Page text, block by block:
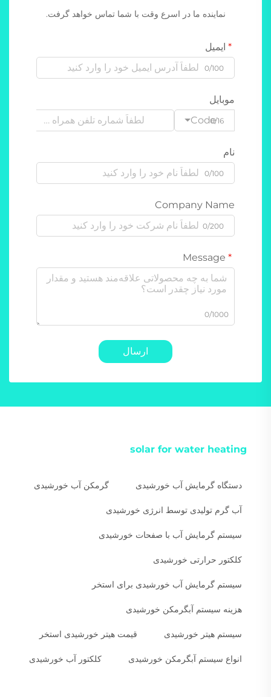
نماینده ما در اسرع وقت با شما تماس خواهد گرفت.
ایمیل
0/100
موبایل
Code0/16
نام
0/100
Company Name
0/200
0/1000
ارسال
solar for water heating
دستگاه گرمایش آب خورشیدی گرمکن آب خورشیدی
آب گرم تولیدی توسط انرژی خورشیدی
سیستم گرمایش آب با صفحات خورشیدی
کلکتور حرارتی خورشیدی
سیستم گرمایش آب خورشیدی برای استخر
هزینه سیستم آبگرمکن خورشیدی
سیستم هیتر خورشیدی قیمت هیتر خورشیدی استخر
انواع سیستم آبگرمکن خورشیدی کلکتور آب خورشیدی